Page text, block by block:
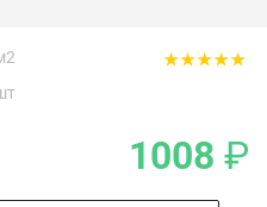
1008 ₽